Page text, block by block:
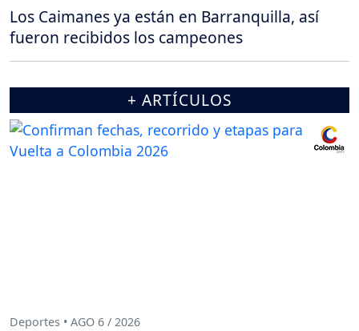
Los Caimanes ya están en Barranquilla, así
fueron recibidos los campeones
+ ARTÍCULOS
Deportes • AGO 6 / 2026